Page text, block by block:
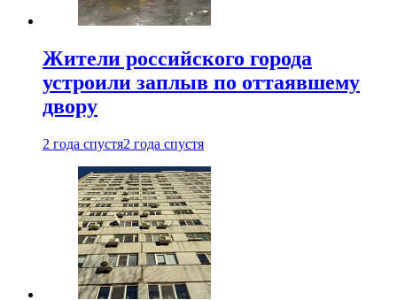
Жители российского города
устроили заплыв по оттаявшему
двору
2 года спустя2 года спустя